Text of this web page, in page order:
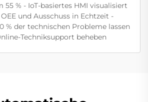
55 % - IoT-basiertes HMI visualisiert
und Ausschuss in Echtzeit -
% der technischen Probleme lassen
Techniksupport beheben